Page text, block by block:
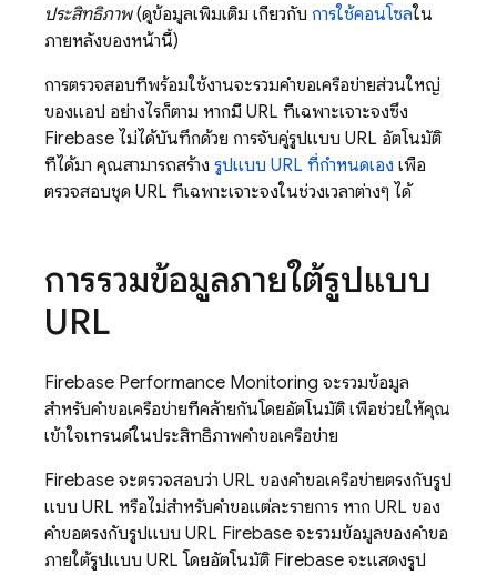
ประสิทธิภาพ(ดูข้อมูลเพิ่มเติม เกี่ยวกับ การใช้คอนโซลใน
ภายหลังของหน้านี้)
การตรวจสอบที่พร้อมใช้งานจะรวมคำขอเครือข่ายส่วนใหญ่
ของแอป อย่างไรก็ตาม หากมี URL ที่เฉพาะเจาะจงซึ่ง
Firebase ไม่ได้บันทึกด้วย การจับคู่รูปแบบ URL อัตโนมัติ
ที่ได้มา คุณสามารถสร้าง รูปแบบ URL ที่กำหนดเอง เพื่อ
ตรวจสอบชุด URL ที่เฉพาะเจาะจงในช่วงเวลาต่างๆ ได้
การรวมข้อมูลภายใต้รูปแบบ
URL
Firebase Performance Monitoring จะรวมข้อมูล
สำหรับคำขอเครือข่ายที่คล้ายกันโดยอัตโนมัติ เพื่อช่วยให้คุณ
เข้าใจเทรนด์ในประสิทธิภาพคำขอเครือข่าย
Firebase จะตรวจสอบว่า URL ของคำขอเครือข่ายตรงกับรูป
แบบ URL หรือไม่สำหรับคำขอแต่ละรายการ หาก URL ของ
คำขอตรงกับรูปแบบ URL Firebase จะรวมข้อมูลของคำขอ
ภายใต้รูปแบบ URL โดยอัตโนมัติ Firebase จะแสดงรูป